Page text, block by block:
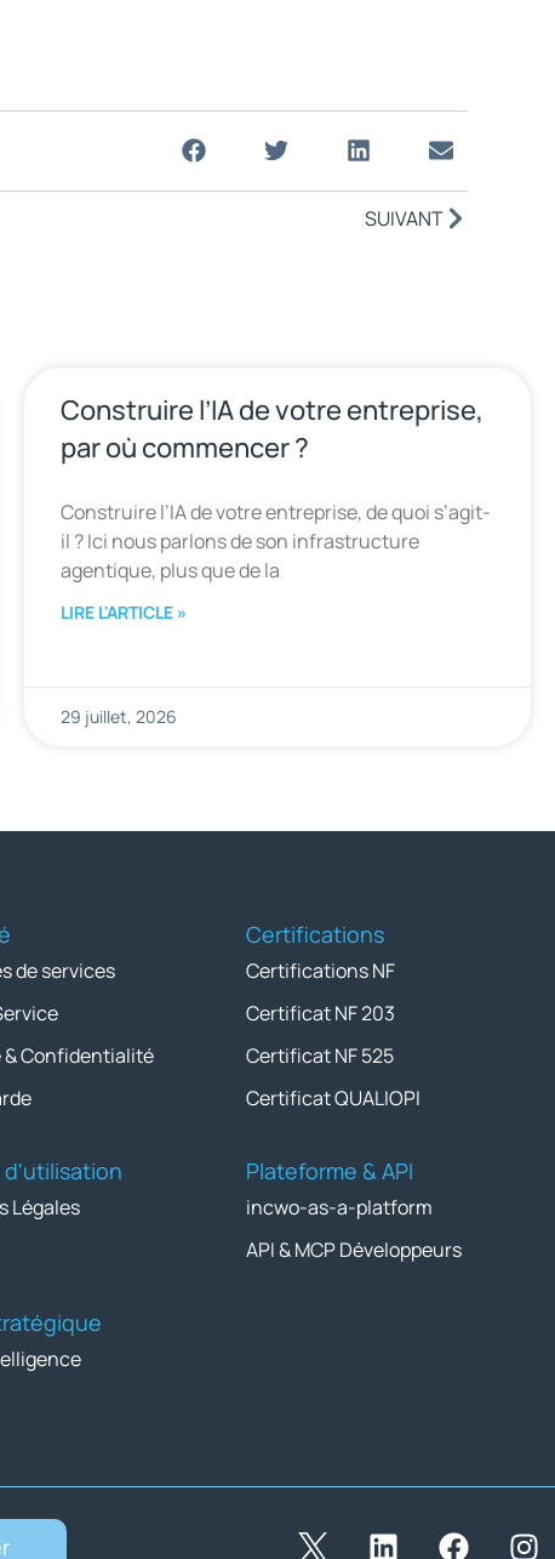
SUIVANT
Construire l’IA de votre entreprise,
par où commencer ?
Construire l’IA de votre entreprise, de quoi s’agit-
il ? Ici nous parlons de son infrastructure
agentique, plus que de la
LIRE L'ARTICLE »
29 juillet, 2026
de services
Confidentialité
d'utilisation
Légales
Certifications
Certifications NF
Certificat NF 203
Certificat NF 525
Certificat QUALIOPI
Plateforme & API
incwo-as-a-platform
API & MCP Développeurs